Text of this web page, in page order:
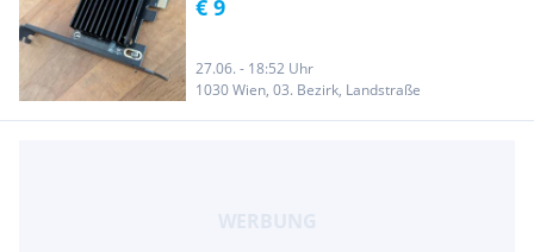
M-Key
€ 9
27.06. - 18:52 Uhr
1030 Wien, 03. Bezirk, Landstraße